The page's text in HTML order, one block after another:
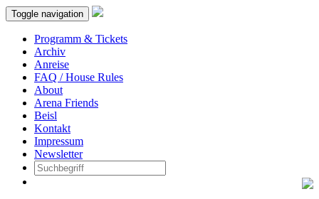
Toggle navigation
Programm & Tickets
Archiv
Anreise
FAQ / House Rules
About
Arena Friends
Beisl
Kontakt
Impressum
Newsletter